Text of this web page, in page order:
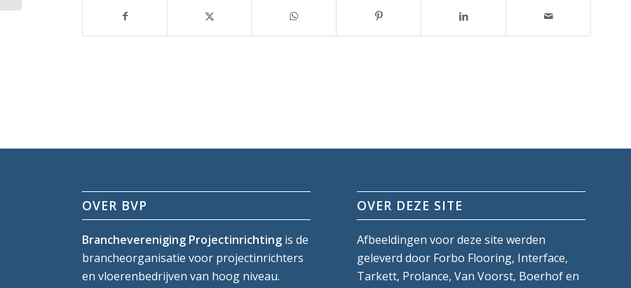
OVER BVP
Branchevereniging Projectinrichting is de
brancheorganisatie voor projectinrichters
en vloerenbedrijven van hoog niveau.
OVER DEZE SITE
Afbeeldingen voor deze site werden
geleverd door Forbo Flooring, Interface,
Tarkett, Prolance, Van Voorst, Boerhof en